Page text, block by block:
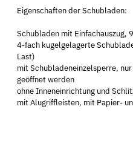
Eigenschaften der Schubladen:
Schubladen mit Einfachauszug,
4-fach kugelgelagerte
Last)
mit Schubladeneinzelsperre,
geöffnet werden
ohne Inneneinrichtung und
mit Alugriffleisten, mit Papier-